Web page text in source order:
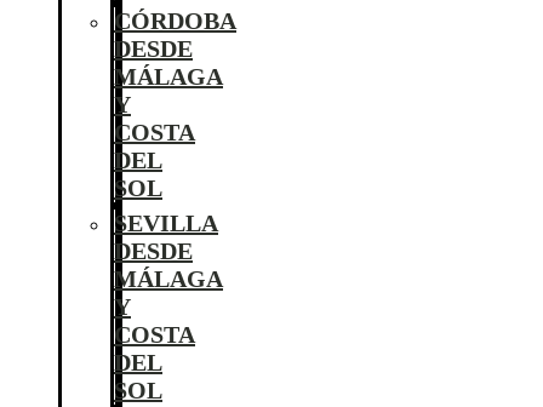
CÓRDOBA
DESDE
MÁLAGA
Y
COSTA
DEL
SOL
SEVILLA
DESDE
MÁLAGA
Y
COSTA
DEL
SOL